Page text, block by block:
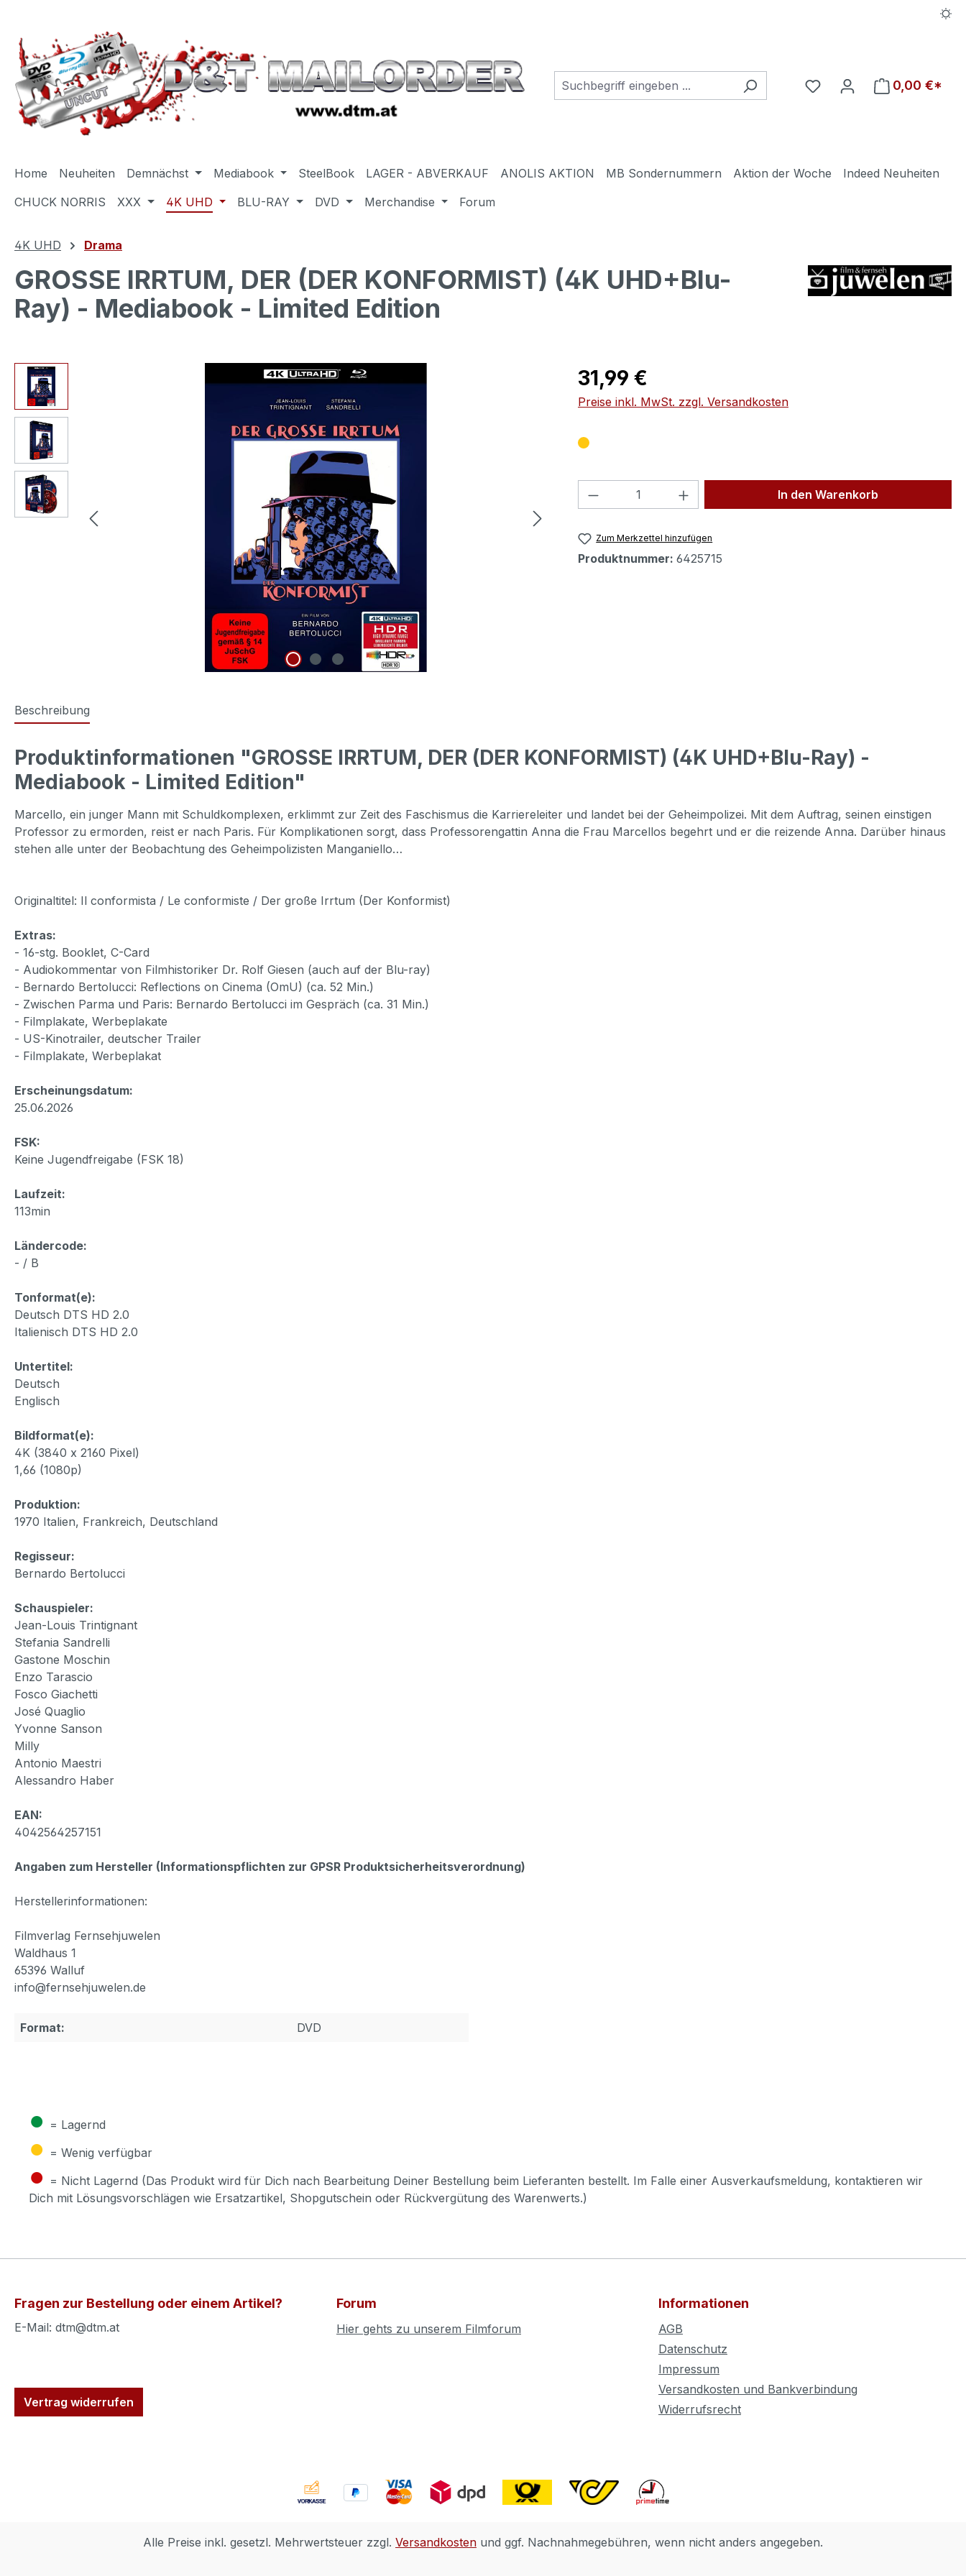
Du hast 0 Produkte auf
0,00 €*
Home Neuheiten Demnächst Mediabook SteelBook LAGER - ABVERKAUF ANOLIS AKTION MB Sondernummern Aktion der Woche
Indeed Neuheiten
CHUCK NORRIS
XXX 4K UHD BLU-RAY DVD Merchandise Forum
4K UHD Drama
GROSSE IRRTUM, DER (DER KONFORMIST) (4K UHD+Blu-
Ray) - Mediabook - Limited Edition
Bildergalerie überspringen Regulärer Preis:
31,99 €
Preise inkl. MwSt. zzgl. Versandkosten
Produkt Anzahl: Gib den gewünschten Wert
In den Warenkorb
Zum Merkzettel hinzufügen
Produktnummer: 6425715
Beschreibung
Produktinformationen "GROSSE IRRTUM, DER (DER KONFORMIST) (4K UHD+Blu-Ray) -
Mediabook - Limited Edition"
Marcello, ein junger Mann mit Schuldkomplexen, erklimmt zur Zeit des Faschismus die Karriereleiter und landet bei der Geheimpolizei. Mit dem Auftrag, seinen einstigen
Professor zu ermorden, reist er nach Paris. Für Komplikationen sorgt, dass Professorengattin Anna die Frau Marcellos begehrt und er die reizende Anna. Darüber hinaus
stehen alle unter der Beobachtung des Geheimpolizisten Manganiello…
Originaltitel: Il conformista / Le conformiste / Der große Irrtum (Der Konformist)
Extras:
- 16-stg. Booklet, C-Card
- Audiokommentar von Filmhistoriker Dr. Rolf Giesen (auch auf der Blu-ray)
- Bernardo Bertolucci: Reflections on Cinema (OmU) (ca. 52 Min.)
- Zwischen Parma und Paris: Bernardo Bertolucci im Gespräch (ca. 31 Min.)
- Filmplakate, Werbeplakate
- US-Kinotrailer, deutscher Trailer
- Filmplakate, Werbeplakat
Erscheinungsdatum:
25.06.2026
FSK:
Keine Jugendfreigabe (FSK 18)
Laufzeit:
113min
Ländercode:
- / B
Tonformat(e):
Deutsch DTS HD 2.0
Italienisch DTS HD 2.0
Untertitel:
Deutsch
Englisch
Bildformat(e):
4K (3840 x 2160 Pixel)
1,66 (1080p)
Produktion:
1970 Italien, Frankreich, Deutschland
Regisseur:
Bernardo Bertolucci
Schauspieler:
Jean-Louis Trintignant
Stefania Sandrelli
Gastone Moschin
Enzo Tarascio
Fosco Giachetti
José Quaglio
Yvonne Sanson
Milly
Antonio Maestri
Alessandro Haber
EAN:
4042564257151
Angaben zum Hersteller (Informationspflichten zur GPSR Produktsicherheitsverordnung)
Herstellerinformationen:
Filmverlag Fernsehjuwelen
Waldhaus 1
65396 Walluf
info@fernsehjuwelen.de
Format: DVD
● = Lagernd
● = Wenig verfügbar
● = Nicht Lagernd (Das Produkt wird für Dich nach Bearbeitung Deiner Bestellung beim Lieferanten bestellt. Im Falle einer Ausverkaufsmeldung, kontaktieren wir
Dich mit Lösungsvorschlägen wie Ersatzartikel, Shopgutschein oder Rückvergütung des Warenwerts.)
Fragen zur Bestellung oder einem Artikel?
E-Mail: dtm@dtm.at
Vertrag widerrufen
Forum
Hier gehts zu unserem Filmforum
Informationen
AGB
Datenschutz
Impressum
Versandkosten und Bankverbindung
Widerrufsrecht
Alle Preise inkl. gesetzl. Mehrwertsteuer zzgl. Versandkosten und ggf. Nachnahmegebühren, wenn nicht anders angegeben.